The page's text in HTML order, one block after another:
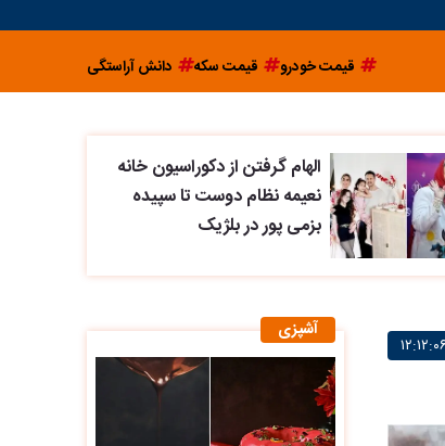
قیمت خودرو قیمت سکه دانش آراستگی
الهام گرفتن از دکوراسیون خانه
نعیمه نظام دوست تا سپیده
بزمی پور در بلژیک
آشپزی